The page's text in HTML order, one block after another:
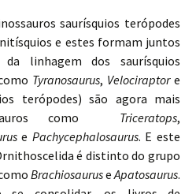
saurísquios terópodes
e estes formam juntos
linhagem dos saurísquios
Tyranosaurus, Velociraptore
terópodes) são agora mais
como Triceratops,
e Pachycephalosaurus. E este
é distinto do grupo
BrachiosauruseApatosaurus.